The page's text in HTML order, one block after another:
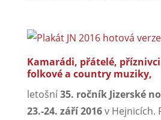
Kamarádi, přátelé,
folkové a country muziky,
letošní35. ročník Jizerské
23.-24. září 2016v Hejnicích.